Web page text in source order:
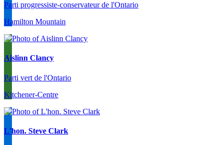
Parti progressiste-conservateur de l'Ontario
Hamilton Mountain
Aislinn Clancy
Parti vert de l'Ontario
Kitchener-Centre
L'hon. Steve Clark